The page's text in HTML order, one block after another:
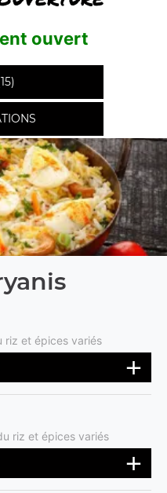
ouvert
riz et épices variés
riz et épices variés